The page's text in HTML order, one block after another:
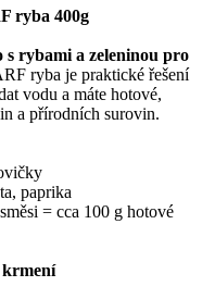
ryba 400g
rybami a zeleninou pro
ryba je praktické řešení
vodu a máte hotové,
a přírodních surovin.
paprika
= cca 100 g hotové
krmení